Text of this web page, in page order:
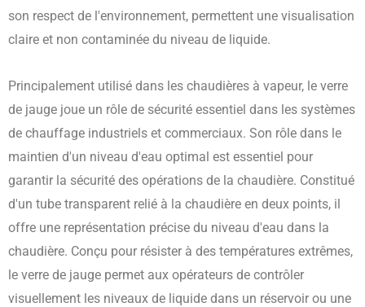
son respect de l'environnement, permettent une visualisation
claire et non contaminée du niveau de liquide.
Principalement utilisé dans les chaudières à vapeur, le verre
de jauge joue un rôle de sécurité essentiel dans les systèmes
de chauffage industriels et commerciaux. Son rôle dans le
maintien d'un niveau d'eau optimal est essentiel pour
garantir la sécurité des opérations de la chaudière. Constitué
d'un tube transparent relié à la chaudière en deux points, il
offre une représentation précise du niveau d'eau dans la
chaudière. Conçu pour résister à des températures extrêmes,
le verre de jauge permet aux opérateurs de contrôler
visuellement les niveaux de liquide dans un réservoir ou une